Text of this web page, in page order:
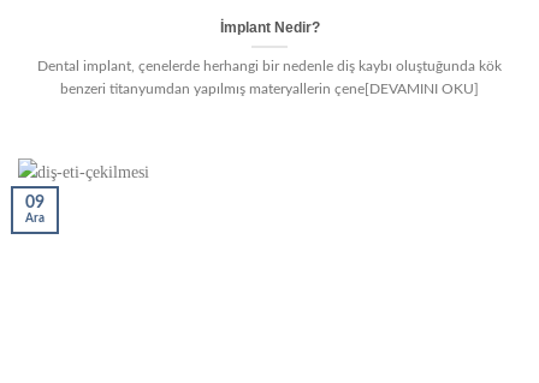
İmplant Nedir?
Dental implant, çenelerde herhangi bir nedenle diş kaybı oluştuğunda kök
benzeri titanyumdan yapılmış materyallerin çene[DEVAMINI OKU]
09
Ara